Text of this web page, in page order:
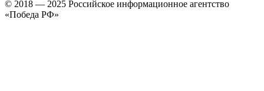
© 2018 — 2025 Российское информационное агентство
«Победа РФ»